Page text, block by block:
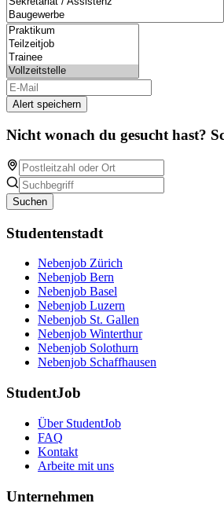
Alert speichern
Nicht wonach du gesucht hast?
Suchen
Studentenstadt
Nebenjob Zürich
Nebenjob Bern
Nebenjob Basel
Nebenjob Luzern
Nebenjob St. Gallen
Nebenjob Winterthur
Nebenjob Solothurn
Nebenjob Schaffhausen
StudentJob
Über StudentJob
FAQ
Kontakt
Arbeite mit uns
Unternehmen